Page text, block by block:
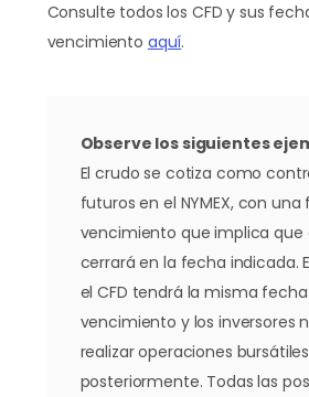
Consulte todos los CFD y sus
vencimiento aquí.
Observe los siguientes
El crudo se cotiza como
futuros en el NYMEX, con
vencimiento que implica que
cerrará en la fecha indicada.
el CFD tendrá la misma
vencimiento y los inversores
realizar operaciones
posteriormente. Todas las